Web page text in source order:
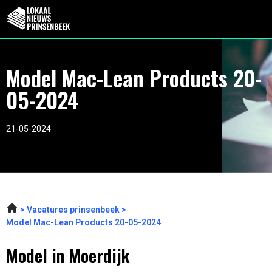
Model Mac-Lean Products 20-
05-2024
21-05-2024
Vacatures prinsenbeek
Model Mac-Lean Products 20-05-2024
Model in Moerdijk